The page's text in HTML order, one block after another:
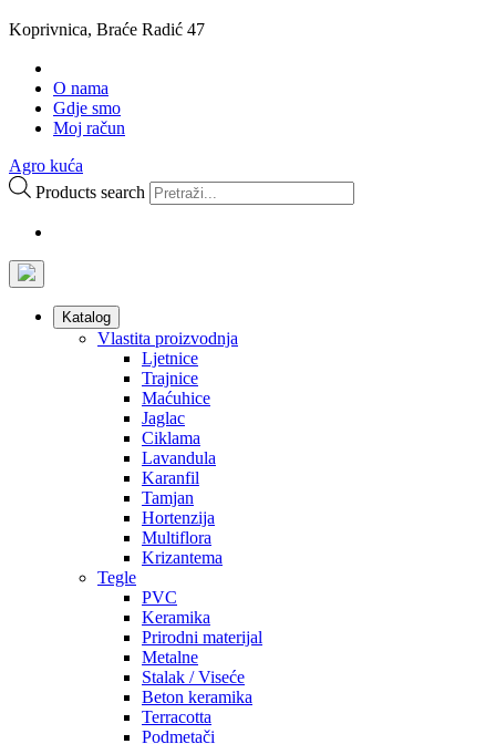
Koprivnica, Braće Radić 47
O nama
Gdje smo
Moj račun
Agro kuća
Products search
Katalog
Vlastita proizvodnja
Ljetnice
Trajnice
Maćuhice
Jaglac
Ciklama
Lavandula
Karanfil
Tamjan
Hortenzija
Multiflora
Krizantema
Tegle
PVC
Keramika
Prirodni materijal
Metalne
Stalak / Viseće
Beton keramika
Terracotta
Podmetači